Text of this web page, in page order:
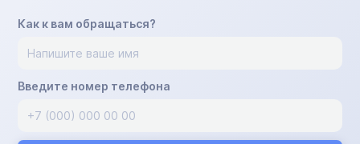
Как к вам обращаться?
Введите номер телефона